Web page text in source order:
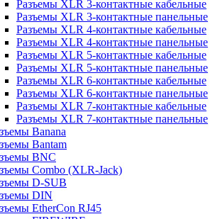
Разъемы XLR 3-контактные кабельные
Разъемы XLR 3-контактные панельные
Разъемы XLR 4-контактные кабельные
Разъемы XLR 4-контактные панельные
Разъемы XLR 5-контактные кабельные
Разъемы XLR 5-контактные панельные
Разъемы XLR 6-контактные кабельные
Разъемы XLR 6-контактные панельные
Разъемы XLR 7-контактные кабельные
Разъемы XLR 7-контактные панельные
Banana
Bantam
BNC
Combo (XLR-Jack)
D-SUB
DIN
EtherCon RJ45